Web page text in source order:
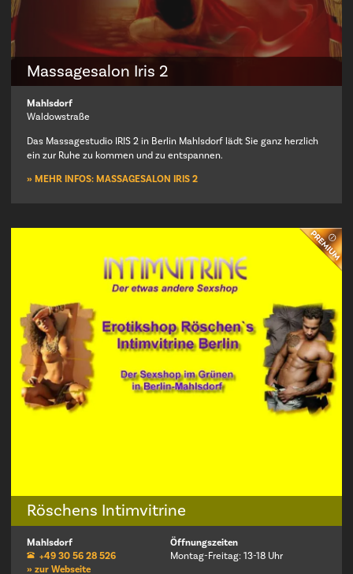
Massagesalon Iris 2
Mahlsdorf
Waldowstraße
Das Massagestudio IRIS 2 in Berlin Mahlsdorf lädt Sie ganz herzlich
ein zur Ruhe zu kommen und zu entspannen.
» MEHR INFOS: MASSAGESALON IRIS 2
Röschens Intimvitrine
Mahlsdorf
+49 30 56 28 526
» zur Webseite
Öffnungszeiten
Montag-Freitag: 13-18 Uhr